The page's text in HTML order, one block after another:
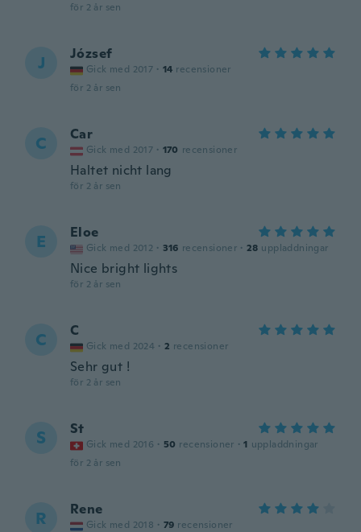
för 2 år sen
J József
Gick med 2017 · 14 recensioner
för 2 år sen
C Car
Gick med 2017 · 170 recensioner
Haltet nicht lang
för 2 år sen
E Eloe
Gick med 2012 · 316 recensioner · 28 uppladdningar
Nice bright lights
för 2 år sen
C C
Gick med 2024 · 2 recensioner
Sehr gut !
för 2 år sen
S St
Gick med 2016 · 50 recensioner · 1 uppladdningar
för 2 år sen
R Rene
Gick med 2018 · 79 recensioner